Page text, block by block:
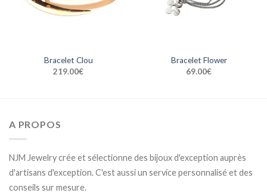
Bracelet Clou
219.00€
Bracelet Flower
69.00€
A PROPOS
NJM Jewelry crée et sélectionne des bijoux d'exception auprès
d'artisans d'exception. C'est aussi un service personnalisé et des
conseils sur mesure.